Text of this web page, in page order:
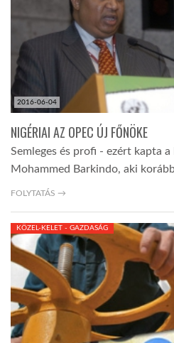
2016-06-04
NIGÉRIAI AZ OPEC ÚJ FŐNÖKE
Semleges és profi - ezért kapta
Mohammed Barkindo, aki
FOLYTATÁS →
KÖZEL-KELET - GAZDASÁG